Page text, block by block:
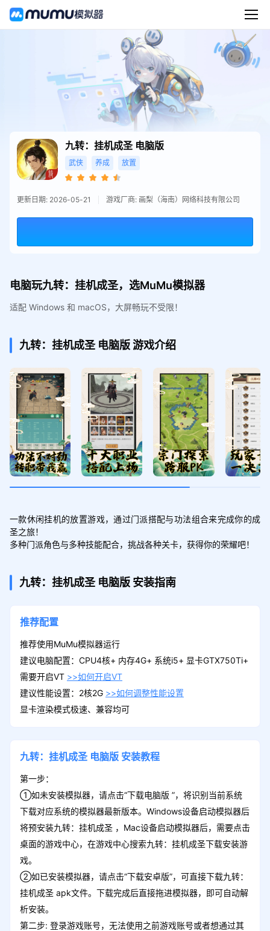
九转：挂机成圣 电脑版
武侠 养成 放置
更新日期: 2026-05-21 游戏厂商: 画梨（海南）网络科技有限公司
电脑玩九转：挂机成圣，选MuMu模拟器
适配 Windows 和 macOS，大屏畅玩不受限！
九转：挂机成圣 电脑版游戏介绍
一款休闲挂机的放置游戏，通过门派搭配与功法组合来完成你的成
圣之旅！
多种门派角色与多种技能配合，挑战各种关卡，获得你的荣耀吧！
九转：挂机成圣 电脑版 安装指南
推荐配置
推荐使用MuMu模拟器运行
建议电脑配置：CPU4核+ 内存4G+ 系统i5+ 显卡GTX750Ti+
需要开启VT >>如何开启VT
建议性能设置：2核2G >>如何调整性能设置
显卡渲染模式极速、兼容均可
九转：挂机成圣 电脑版 安装教程
第一步：
①如未安装模拟器，请点击“下载电脑版 ”，将识别当前系统
下载对应系统的模拟器最新版本。Windows设备启动模拟器后
将预安装九转：挂机成圣 ，Mac设备启动模拟器后，需要点击
桌面的游戏中心，在游戏中心搜索九转：挂机成圣下载安装游
戏。
②如已安装模拟器，请点击“下载安卓版”，可直接下载九转：
挂机成圣 apk文件。下载完成后直接拖进模拟器，即可自动解
析安装。
第二步: 登录游戏账号，无法使用之前游戏账号或者想通过其